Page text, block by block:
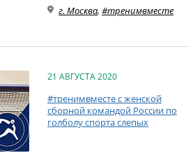
г. Москва, #тренимвместе
21 АВГУСТА 2020
#тренимвместе с женской
сборной командой России по
голболу спорта слепых